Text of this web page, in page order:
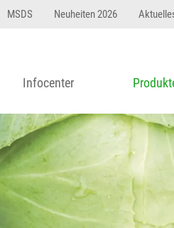
MSDS Neuheiten 2026
Infocenter